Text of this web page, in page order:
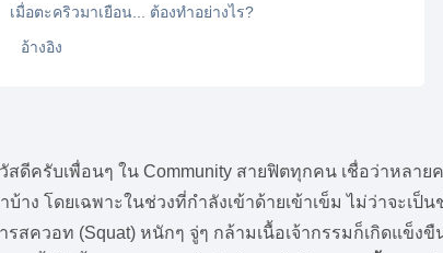
เมื่อตะคริวมาเยือน... ต้องทำอย่างไร?
อ้างอิง
สดีครับเพื่อนๆ ใน Community สายฟิตทุกคน เชื่อว่าหลา
บ้าง โดยเฉพาะในช่วงที่กำลังเข้าด้ายเข้าเข็ม ไม่ว่าจะเ
รสควอท (Squat) หนักๆ จู่ๆ กล้ามเนื้อเจ้ากรรมก็เกิดแข็ง